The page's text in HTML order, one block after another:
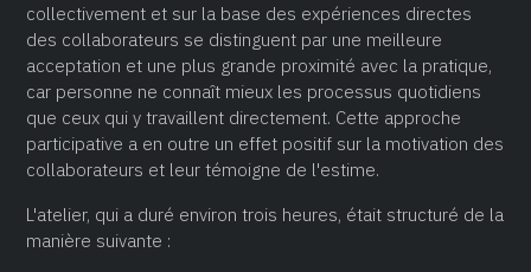
collectivement et sur la base des expériences directes
des collaborateurs se distinguent par une meilleure
acceptation et une plus grande proximité avec la pratique,
car personne ne connaît mieux les processus quotidiens
que ceux qui y travaillent directement. Cette approche
participative a en outre un effet positif sur la motivation des
collaborateurs et leur témoigne de l'estime.
L'atelier, qui a duré environ trois heures, était structuré de la
manière suivante :